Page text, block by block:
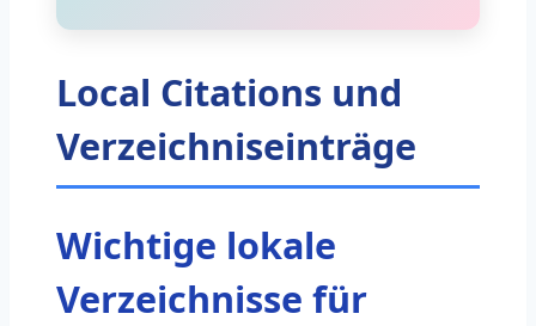
Local Citations und
Verzeichniseinträge
Wichtige lokale
Verzeichnisse für